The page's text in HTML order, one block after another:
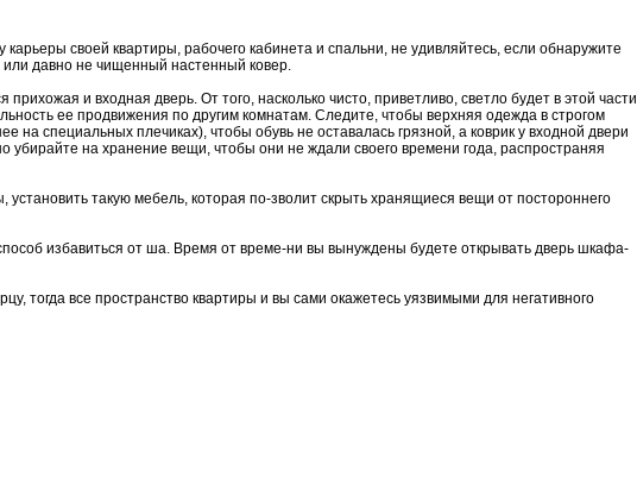
карьеры своей квартиры, рабочего кабинета и спальни, не удивляйтесь, если обнаружите
давно не чищенный настенный ковер.
и входная дверь. От того, насколько чисто, приветливо, светло будет в этой части
ее продвижения по другим комнатам. Следите, чтобы верхняя одежда в строгом
на специальных плечиках), чтобы обувь не оставалась грязной, а коврик у входной двери
убирайте на хранение вещи, чтобы они не ждали своего времени года, распространяя
такую мебель, которая по-зволит скрыть хранящиеся вещи от постороннего
избавиться от ша. Время от време-ни вы вынуждены будете открывать дверь шкафа-
тогда все пространство квартиры и вы сами окажетесь уязвимыми для негативного